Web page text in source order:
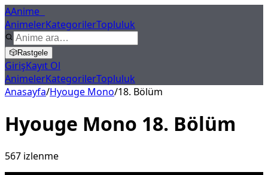
AAnime
AnimelerKategorilerTopluluk
🎲Rastgele
GirişKayıt Ol
AnimelerKategorilerTopluluk
Anasayfa/Hyouge Mono/18. Bölüm
Hyouge Mono 18. Bölüm
567 izlenme